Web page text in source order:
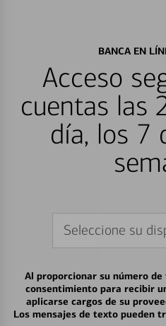
BANCA EN
Acceso
cuentas las
día, los 7
Seleccione su
Al proporcionar su número
consentimiento para recibir
aplicarse cargos de su
Los mensajes de texto pueden